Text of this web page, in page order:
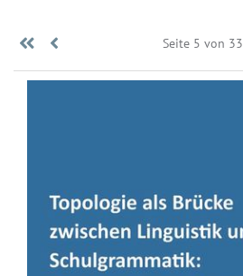
Seite 5 von 33